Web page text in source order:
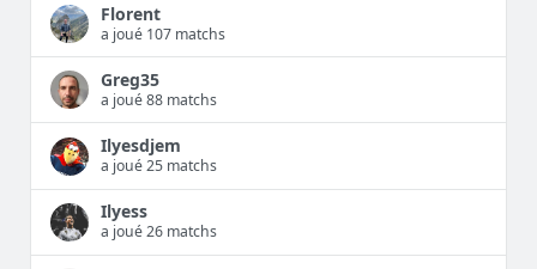
Florent
a joué 107 matchs
Greg35
a joué 88 matchs
Ilyesdjem
a joué 25 matchs
Ilyess
a joué 26 matchs